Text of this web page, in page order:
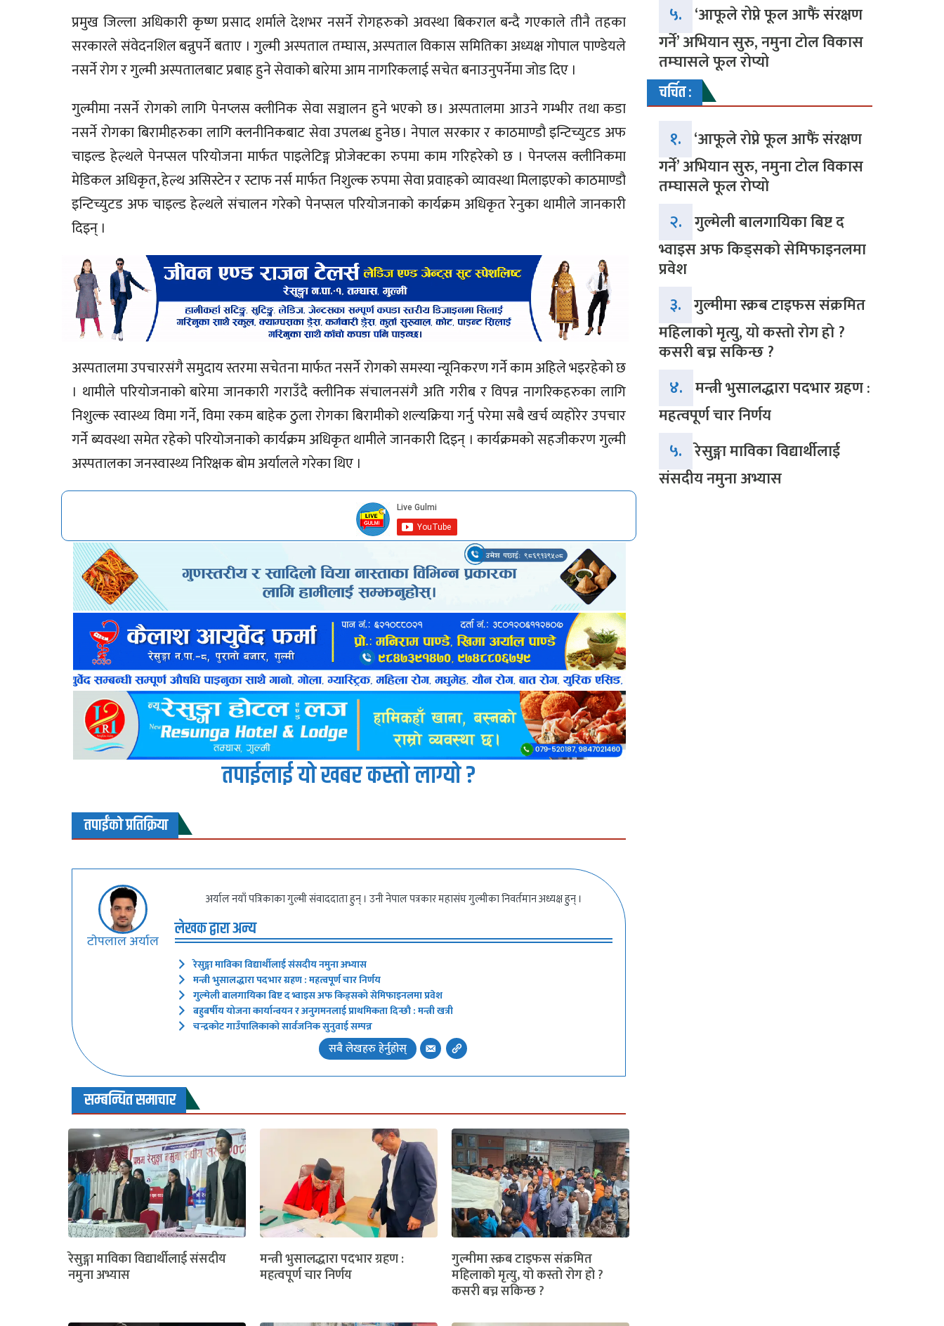
प्रमुख जिल्ला अधिकारी कृष्ण प्रसाद शर्माले देशभर नसर्ने रोगहरुको अवस्था बिकराल बन्दै गएकाले तीनै तहका
सरकारले संवेदनशिल बन्नुपर्ने बताए । गुल्मी अस्पताल तम्घास, अस्पताल विकास समितिका अध्यक्ष गोपाल पाण्डेयले
नसर्ने रोग र गुल्मी अस्पतालबाट प्रबाह हुने सेवाको बारेमा आम नागरिकलाई सचेत बनाउनुपर्नेमा जोड दिए ।
गुल्मीमा नसर्ने रोगको लागि पेनप्लस क्लीनिक सेवा सञ्चालन हुने भएको छ । अस्पतालमा आउने गम्भीर तथा कडा
नसर्ने रोगका बिरामीहरुका लागि क्लनीनिकबाट सेवा उपलब्ध हुनेछ । नेपाल सरकार र काठमाण्डौ इन्टिच्युटड अफ
चाइल्ड हेल्थले पेनप्सल परियोजना मार्फत पाइलेटिङ्ग प्रोजेक्टका रुपमा काम गरिहरेको छ । पेनप्लस क्लीनिकमा
मेडिकल अधिकृत, हेल्थ असिस्टेन र स्टाफ नर्स मार्फत निशुल्क रुपमा सेवा प्रवाहको व्यावस्था मिलाइएको काठमाण्डौ
इन्टिच्युटड अफ चाइल्ड हेल्थले संचालन गरेको पेनप्सल परियोजनाको कार्यक्रम अधिकृत रेनुका थामीले जानकारी
दिइन् ।
अस्पतालमा उपचारसंगै समुदाय स्तरमा सचेतना मार्फत नसर्ने रोगको समस्या न्यूनिकरण गर्ने काम अहिले भइरहेको छ
। थामीले परियोजनाको बारेमा जानकारी गराउँदै क्लीनिक संचालनसंगै अति गरीब र विपन्न नागरिकहरुका लागि
निशुल्क स्वास्थ्य विमा गर्ने, विमा रकम बाहेक ठुला रोगका बिरामीको शल्यक्रिया गर्नु परेमा सबै खर्च व्यहोरेर उपचार
गर्ने ब्यवस्था समेत रहेको परियोजनाको कार्यक्रम अधिकृत थामीले जानकारी दिइन् । कार्यक्रमको सहजीकरण गुल्मी
अस्पतालका जनस्वास्थ्य निरिक्षक बोम अर्यालले गरेका थिए ।
तपाईलाई यो खबर कस्तो लाग्यो ?
तपाईंको प्रतिक्रिया
टाेपलाल अर्याल
अर्याल नयाँ पत्रिकाका गुल्मी संवाददाता हुन् । उनी नेपाल पत्रकार महासंघ गुल्मीका निवर्तमान अध्यक्ष हुन् ।
लेखक द्वारा अन्य
रेसुङ्गा माविका विद्यार्थीलाई संसदीय नमुना अभ्यास
मन्त्री भुसालद्धारा पदभार ग्रहण : महत्वपूर्ण चार निर्णय
गुल्मेली बालगायिका बिष्ट द भ्वाइस अफ किड्सको सेमिफाइनलमा प्रवेश
बहुबर्षीय योजना कार्यान्वयन र अनुगमनलाई प्राथमिकता दिन्छौ : मन्त्री खत्री
चन्द्रकोट गाउँपालिकाको सार्वजनिक सुनुवाई सम्पन्न
सबै लेखहरु हेर्नुहोस्
सम्बन्धित समाचार
रेसुङ्गा माविका विद्यार्थीलाई संसदीय
नमुना अभ्यास
मन्त्री भुसालद्धारा पदभार ग्रहण :
महत्वपूर्ण चार निर्णय
गुल्मीमा स्क्रब टाइफस संक्रमित
महिलाको मृत्यु, यो कस्तो रोग हो ?
कसरी बच्न सकिन्छ ?
५. ‘आफूले रोप्ने फूल आफैं संरक्षण
गर्ने’ अभियान सुरु, नमुना टोल विकास
तम्घासले फूल रोप्यो
चर्चित :
१. ‘आफूले रोप्ने फूल आफैं संरक्षण
गर्ने’ अभियान सुरु, नमुना टोल विकास
तम्घासले फूल रोप्यो
२. गुल्मेली बालगायिका बिष्ट द
भ्वाइस अफ किड्सको सेमिफाइनलमा
प्रवेश
३. गुल्मीमा स्क्रब टाइफस संक्रमित
महिलाको मृत्यु, यो कस्तो रोग हो ?
कसरी बच्न सकिन्छ ?
४. मन्त्री भुसालद्धारा पदभार ग्रहण :
महत्वपूर्ण चार निर्णय
५. रेसुङ्गा माविका विद्यार्थीलाई
संसदीय नमुना अभ्यास